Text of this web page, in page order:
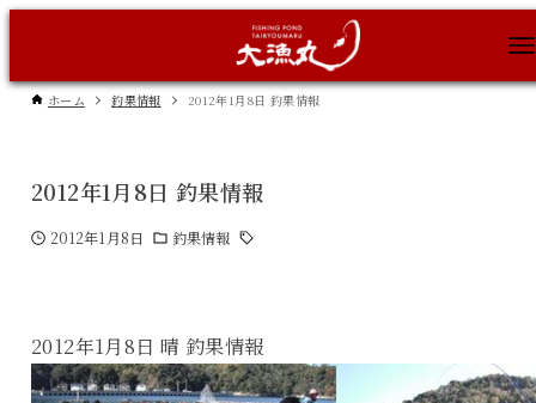
ホーム 釣果情報 2012年1月8日 釣果情報
2012年1月8日 釣果情報
2012年1月8日 釣果情報
2012年1月8日 晴 釣果情報